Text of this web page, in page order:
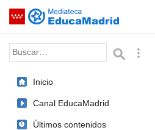
Saltar navegación
Palabra o frase:
Inicio
Canal EducaMadrid
Últimos contenidos